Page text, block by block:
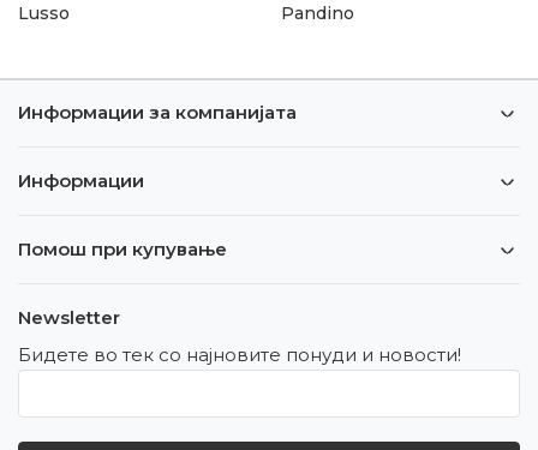
Lusso
Pandino
Информации за компанијата
Информации
Помош при купување
Newsletter
Бидете во тек со најновите понуди и новости!